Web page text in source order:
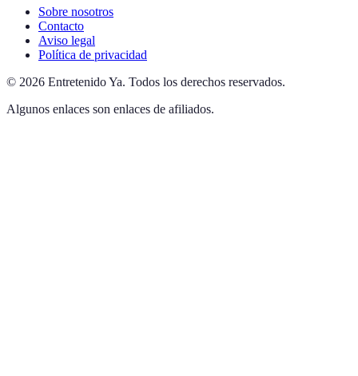
Sobre nosotros
Contacto
Aviso legal
Política de privacidad
© 2026 Entretenido Ya. Todos los derechos reservados.
Algunos enlaces son enlaces de afiliados.